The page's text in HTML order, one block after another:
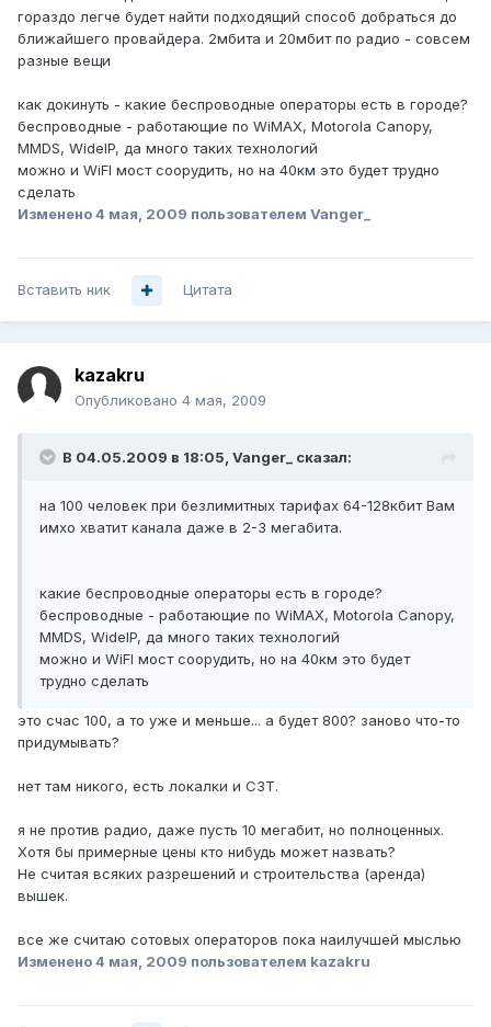
гораздо легче будет найти подходящий способ добраться до
ближайшего провайдера. 2мбита и 20мбит по радио - совсем
разные вещи
как докинуть - какие беспроводные операторы есть в городе?
беспроводные - работающие по WiMAX, Motorola Canopy,
MMDS, WideIP, да много таких технологий
можно и WiFI мост соорудить, но на 40км это будет трудно
сделать
Изменено4 мая, 2009 пользователем Vanger_
Вставить ник Цитата
kazakru
Опубликовано 4 мая, 2009
В 04.05.2009 в 18:05, Vanger_ сказал:
на 100 человек при безлимитных тарифах 64-128кбит Вам
имхо хватит канала даже в 2-3 мегабита.
какие беспроводные операторы есть в городе?
беспроводные - работающие по WiMAX, Motorola Canopy,
MMDS, WideIP, да много таких технологий
можно и WiFI мост соорудить, но на 40км это будет
трудно сделать
это счас 100, а то уже и меньше... а будет 800? заново что-то
придумывать?
нет там никого, есть локалки и СЗТ.
я не против радио, даже пусть 10 мегабит, но полноценных.
Хотя бы примерные цены кто нибудь может назвать?
Не считая всяких разрешений и строительства (аренда)
вышек.
все же считаю сотовых операторов пока наилучшей мыслью
Изменено4 мая, 2009 пользователем kazakru